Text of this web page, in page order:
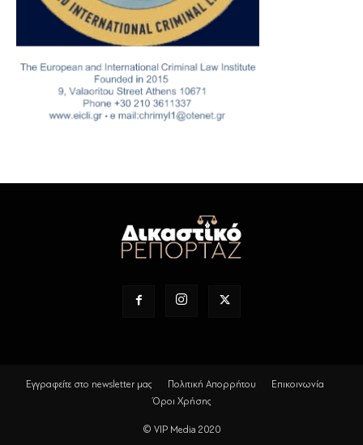
Εγγραφείτε στο newsletter μας Πολιτική Απορρήτου
Επικοινωνία
Όροι Χρήσης
© VIP Media 2020